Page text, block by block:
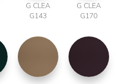
G CLEA
G143
G CLEA
G170